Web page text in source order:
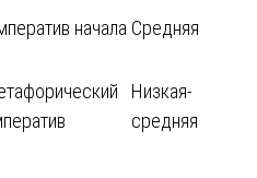
начала Средняя
Низкая-
средняя